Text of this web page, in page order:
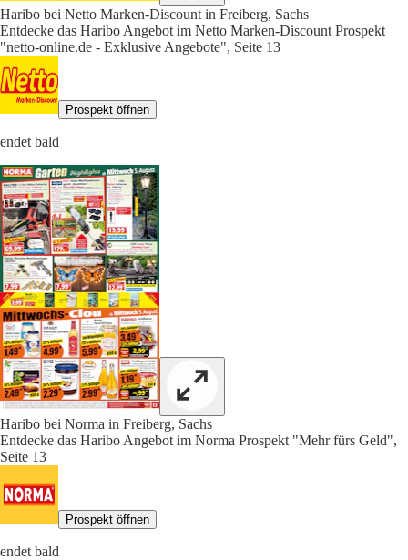
Haribo bei Netto Marken-Discount in Freiberg, Sachs
Entdecke das Haribo Angebot im Netto Marken-Discount Prospekt
"netto-online.de - Exklusive Angebote", Seite 13
Prospekt öffnen
endet bald
Haribo bei Norma in Freiberg, Sachs
Entdecke das Haribo Angebot im Norma Prospekt "Mehr fürs Geld",
Seite 13
Prospekt öffnen
endet bald